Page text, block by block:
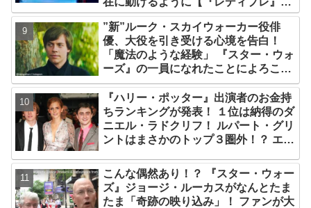
現への大きな一歩？】
”新”ルーク・スカイウォーカー役俳
優、大役を引き受ける心境を告白！
「魔法のような経験」 『スター・ウォ
ーズ』の一員になれたことによろこび
爆発
『ハリー・ポッター』出演者のお金持
ちランキングが発表！ １位は納得のダ
ニエル・ラドクリフ！ ルパート・グリ
ントはまさかのトップ３圏外！？ エ
２位に輝いたのは・・？
こんな偶然あり！？ 『スター・ウォー
ズ』ジョージ・ルーカスがなんとたま
たま「奇跡の映り込み」！ ファンが大